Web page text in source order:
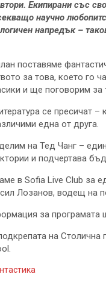
Екипирани със
научно
напредък –
поставяме
за това, което го
и ще поговорим за
се пресичат
една от друга.
на Тед Чанг –
и подчертава
в Sofia Live Club за
Лозанов, водещ на
за
на Столична